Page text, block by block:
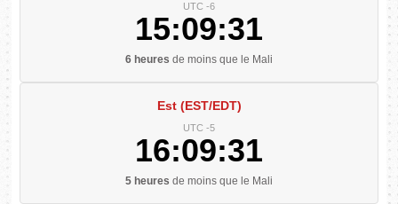
UTC -6
15:09:31
6 heures de moins que le Mali
Est (EST/EDT)
UTC -5
16:09:31
5 heures de moins que le Mali